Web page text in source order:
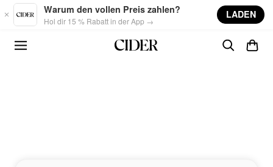
Skip to main content
Warum den vollen Preis zahlen?
Hol dir 15 % Rabatt in der App →
LADEN